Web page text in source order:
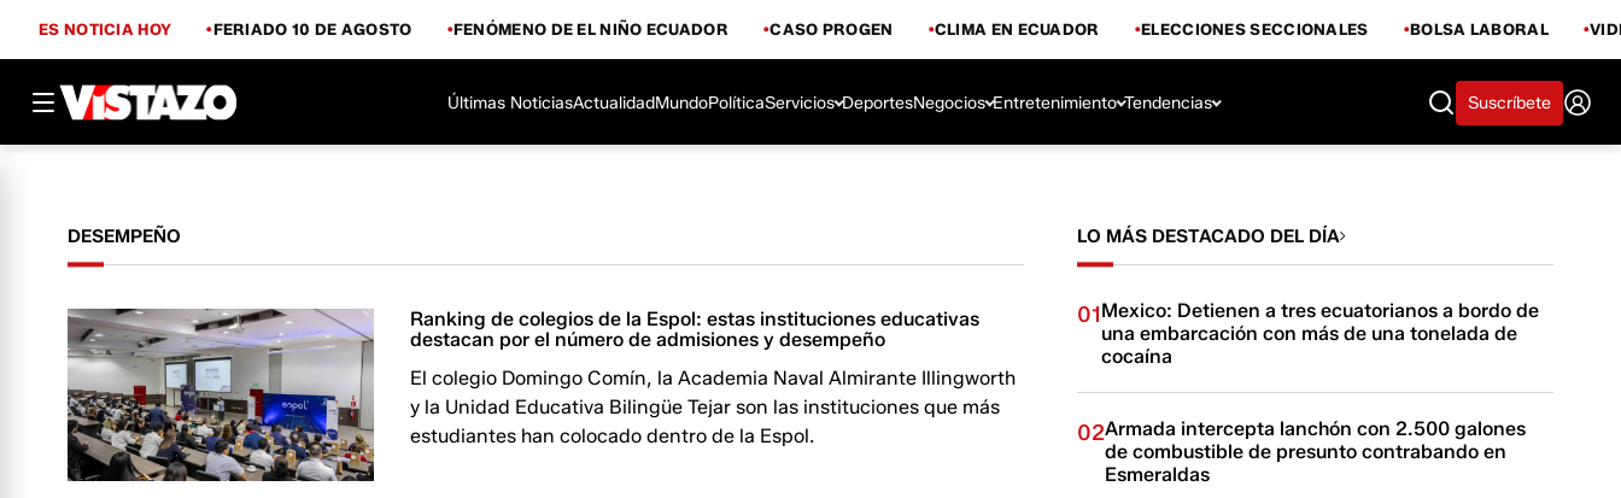
ES NOTICIA HOY FERIADO 10 DE AGOSTO FENÓMENO DE EL NIÑO ECUADOR CASO PROGEN CLIMA EN ECUADOR ELECCIONES SECCIONALES BOLSA LABORAL
Últimas NoticiasActualidadMundoPolíticaServicios DeportesNegocios Entretenimiento Tendencias Suscríbete
DESEMPEÑO
Ranking de colegios de la Espol: estas instituciones educativas
destacan por el número de admisiones y desempeño
El colegio Domingo Comín, la Academia Naval Almirante Illingworth
y la Unidad Educativa Bilingüe Tejar son las instituciones que más
estudiantes han colocado dentro de la Espol.
LO MÁS DESTACADO DEL DÍA
01Mexico: Detienen a tres ecuatorianos a bordo de
una embarcación con más de una tonelada de
cocaína
02Armada intercepta lanchón con 2.500 galones
de combustible de presunto contrabando en
Esmeraldas